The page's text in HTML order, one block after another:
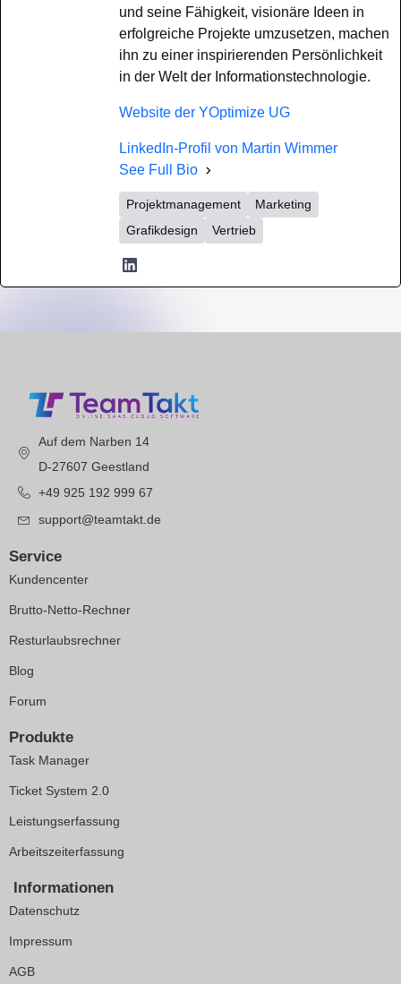
und seine Fähigkeit, visionäre Ideen in
erfolgreiche Projekte umzusetzen, machen
ihn zu einer inspirierenden Persönlichkeit
in der Welt der Informationstechnologie.
Website der YOptimize UG
LinkedIn-Profil von Martin Wimmer
See Full Bio
Projektmanagement
Marketing
Grafikdesign
Vertrieb
Auf dem Narben 14
D-27607 Geestland
+49 925 192 999 67
support@teamtakt.de
Service
Kundencenter
Brutto-Netto-Rechner
Resturlaubsrechner
Blog
Forum
Produkte
Task Manager
Ticket System 2.0
Leistungserfassung
Arbeitszeiterfassung
Informationen
Datenschutz
Impressum
AGB